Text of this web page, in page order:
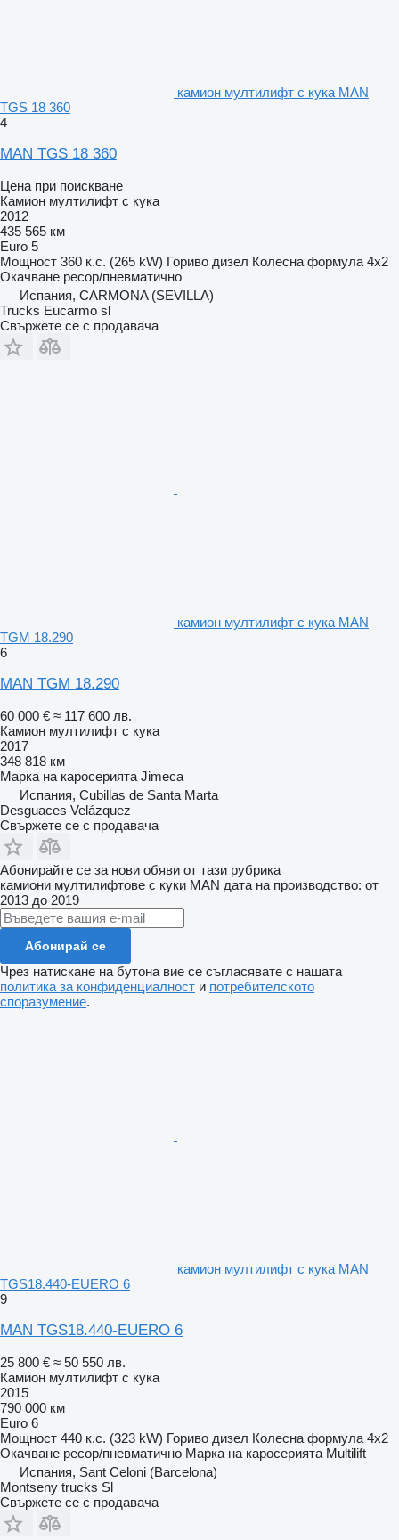
камион мултилифт с кука MAN
TGS 18 360
4
MAN TGS 18 360
Цена при поискване
Камион мултилифт с кука
2012
435 565 км
Euro 5
Мощност 360 к.с. (265 kW) Гориво дизел Колесна формула 4x2
Окачване ресор/пневматично
Испания, CARMONA (SEVILLA)
Trucks Eucarmo sl
Свържете се с продавача
камион мултилифт с кука MAN
TGM 18.290
6
MAN TGM 18.290
60 000 € ≈ 117 600 лв.
Камион мултилифт с кука
2017
348 818 км
Марка на каросерията Jimeca
Испания, Cubillas de Santa Marta
Desguaces Velázquez
Свържете се с продавача
Абонирайте се за нови обяви от тази рубрика
камиони мултилифтове с куки MAN дата на производство: от
2013 до 2019
Абонирай се
Чрез натискане на бутона вие се съгласявате с нашата
политика за конфиденциалност и потребителското
споразумение.
камион мултилифт с кука MAN
TGS18.440-EUERO 6
9
MAN TGS18.440-EUERO 6
25 800 € ≈ 50 550 лв.
Камион мултилифт с кука
2015
790 000 км
Euro 6
Мощност 440 к.с. (323 kW) Гориво дизел Колесна формула 4x2
Окачване ресор/пневматично Марка на каросерията Multilift
Испания, Sant Celoni (Barcelona)
Montseny trucks Sl
Свържете се с продавача